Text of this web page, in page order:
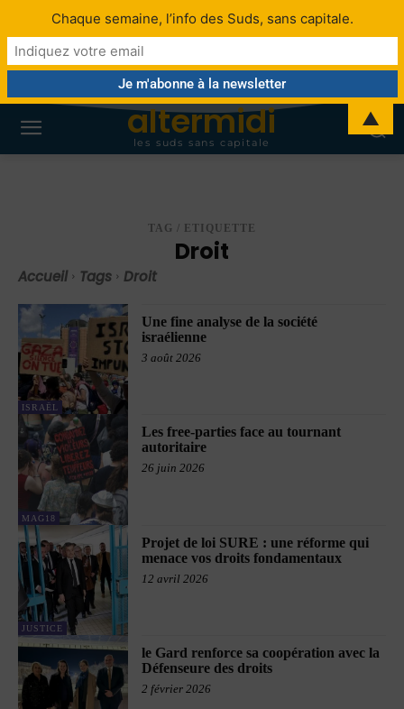
altermidi
les suds sans capitale
TAG / ETIQUETTE
Droit
Accueil Tags Droit
ISRAËL
Une fine analyse de la société
israélienne
3 août 2026
MAG18
Les free-parties face au tournant
autoritaire
26 juin 2026
JUSTICE
Projet de loi SURE : une réforme qui
menace vos droits fondamentaux
12 avril 2026
le Gard renforce sa coopération avec la
Défenseure des droits
2 février 2026
Chaque semaine, l’info des Suds, sans capitale.
▲